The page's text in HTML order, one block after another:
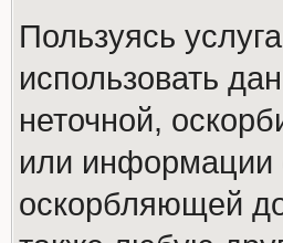
Пользуясь
использовать
неточной,
или информации
оскорбляющей